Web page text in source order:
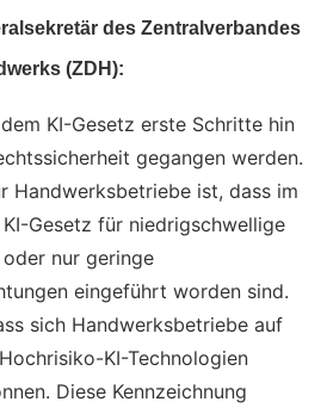
des Zentralverbandes
(ZDH):
KI-Gesetz erste Schritte hin
gegangen werden.
Handwerksbetriebe ist, dass im
Gesetz für niedrigschwellige
nur geringe
eingeführt worden sind.
sich Handwerksbetriebe auf
KI-Technologien
Diese Kennzeichnung